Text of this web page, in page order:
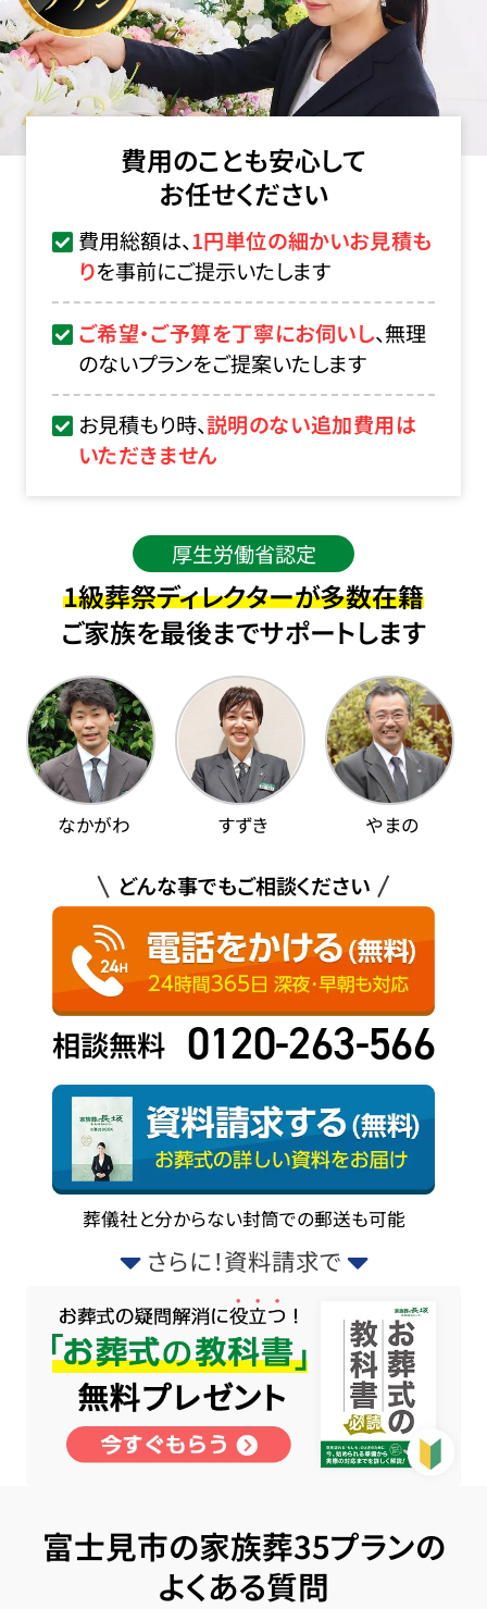
費用のことも安心して
お任せください
費用総額は、1円単位の細かいお見積も
りを事前にご提示いたします
ご希望・ご予算を丁寧にお伺いし、無理
のないプランをご提案いたします
お見積もり時、説明のない追加費用は
いただきません
厚生労働省認定
1級葬祭ディレクターが多数在籍
ご家族を最後までサポートします
なかがわ すずき やまの
どんな事でもご相談ください
相談無料 0120-263-566
葬儀社と分からない封筒での郵送も可能
さらに！資料請求で
富士見市の家族葬35プランの
よくある質問